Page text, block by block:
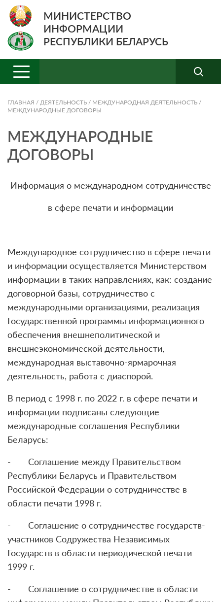
МИНИСТЕРСТВО
ИНФОРМАЦИИ
РЕСПУБЛИКИ БЕЛАРУСЬ
ГЛАВНАЯ / ДЕЯТЕЛЬНОСТЬ / МЕЖДУНАРОДНАЯ ДЕЯТЕЛЬНОСТЬ /
МЕЖДУНАРОДНЫЕ ДОГОВОРЫ
МЕЖДУНАРОДНЫЕ
ДОГОВОРЫ
Информация о международном сотрудничестве
в сфере печати и информации
Международное сотрудничество в сфере печати
и информации осуществляется Министерством
информации в таких направлениях, как: создание
договорной базы, сотрудничество с
международными организациями, реализация
Государственной программы информационного
обеспечения внешнеполитической и
внешнеэкономической деятельности,
международная выставочно-ярмарочная
деятельность, работа с диаспорой.
В период с 1998 г. по 2022 г. в сфере печати и
информации подписаны следующие
международные соглашения Республики
Беларусь:
- Соглашение между Правительством
Республики Беларусь и Правительством
Российской Федерации о сотрудничестве в
области печати 1998 г.
- Соглашение о сотрудничестве государств-
участников Содружества Независимых
Государств в области периодической печати
1999 г.
- Соглашение о сотрудничестве в области